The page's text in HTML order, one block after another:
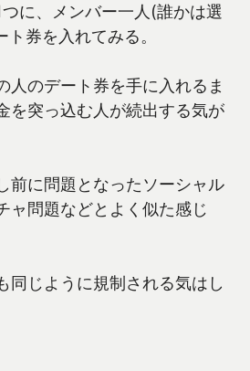
に、メンバー一人(誰かは選
券を入れてみる。
人のデート券を手に入れるま
を突っ込む人が続出する気が
前に問題となったソーシャル
ャ問題などとよく似た感じ
同じように規制される気はし